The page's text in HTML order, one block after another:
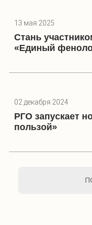
13 мая 2025
Стань
«Единый
02 декабря 2024
РГО запускает
пользой»